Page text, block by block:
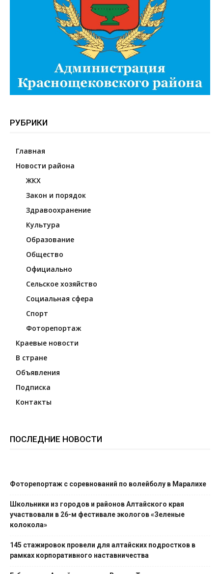
РУБРИКИ
Главная
Новости района
ЖКХ
Закон и порядок
Здравоохранение
Культура
Образование
Общество
Официально
Сельское хозяйство
Социальная сфера
Спорт
Фоторепортаж
Краевые новости
В стране
Объявления
Подписка
Контакты
ПОСЛЕДНИЕ НОВОСТИ
Фоторепортаж с соревнований по волейболу в Маралихе
Школьники из городов и районов Алтайского края
участвовали в 26-м фестивале экологов «Зеленые
колокола»
145 стажировок провели для алтайских подростков в
рамках корпоративного наставничества